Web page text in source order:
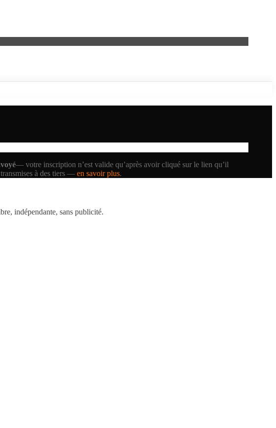
— votre inscription n’est valide qu’après avoir cliqué sur le lien qu’il
à des tiers — en savoir plus.
indépendante, sans publicité.